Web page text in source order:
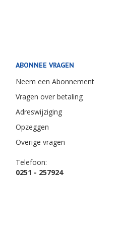
ABONNEE VRAGEN
Neem een Abonnement
Vragen over betaling
Adreswijziging
Opzeggen
Overige vragen
Telefoon:
0251 - 257924